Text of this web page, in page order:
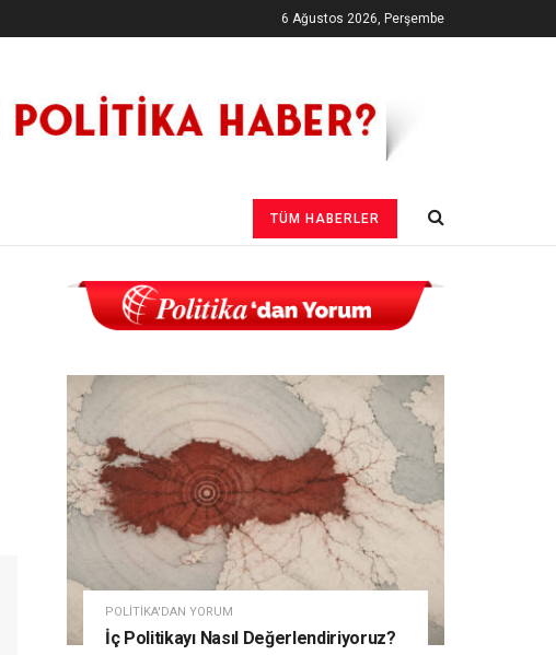
6 Ağustos 2026, Perşembe
TÜM HABERLER
POLITIKA'DAN YORUM
İç Politikayı Nasıl Değerlendiriyoruz?